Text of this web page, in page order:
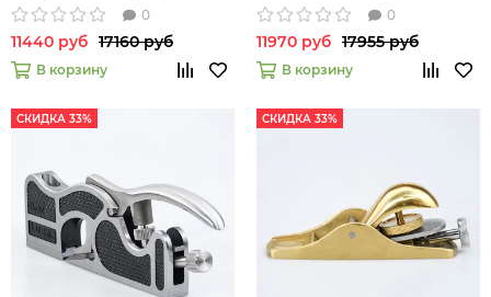
12.7мм)
0
11440 руб 17160 руб
В корзину
0
11970 руб 17955 руб
В корзину
СКИДКА 33% СКИДКА 33%